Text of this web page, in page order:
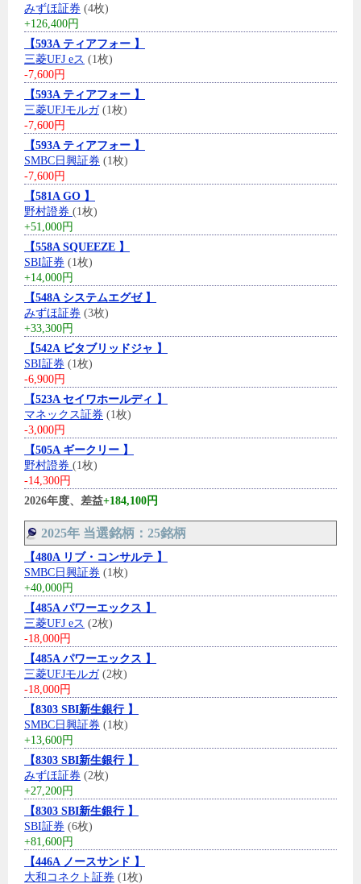
みずほ証券 (4枚)
+126,400円
【593A ティアフォー 】
三菱UFJ eス (1枚)
-7,600円
【593A ティアフォー 】
三菱UFJモルガ(1枚)
-7,600円
【593A ティアフォー 】
SMBC日興証券 (1枚)
-7,600円
【581A GO 】
野村證券 (1枚)
+51,000円
【558A SQUEEZE 】
SBI証券 (1枚)
+14,000円
【548A システムエグゼ 】
みずほ証券 (3枚)
+33,300円
【542A ビタブリッドジャ 】
SBI証券 (1枚)
-6,900円
【523A セイワホールディ 】
マネックス証券 (1枚)
-3,000円
【505A ギークリー 】
野村證券 (1枚)
-14,300円
2026年度、差益+184,100円
2025年 当選銘柄：25銘柄
【480A リブ・コンサルテ 】
SMBC日興証券 (1枚)
+40,000円
【485A パワーエックス 】
三菱UFJ eス (2枚)
-18,000円
【485A パワーエックス 】
三菱UFJモルガ(2枚)
-18,000円
【8303 SBI新生銀行 】
SMBC日興証券 (1枚)
+13,600円
【8303 SBI新生銀行 】
みずほ証券 (2枚)
+27,200円
【8303 SBI新生銀行 】
SBI証券 (6枚)
+81,600円
【446A ノースサンド 】
大和コネクト証券 (1枚)